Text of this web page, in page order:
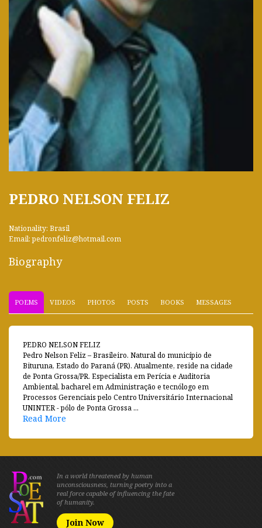
PEDRO NELSON FELIZ
Nationality: Brasil
Email: pedronfeliz@hotmail.com
Biography
POEMS VIDEOS PHOTOS POSTS BOOKS MESSAGES
PEDRO NELSON FELIZ
Pedro Nelson Feliz – Brasileiro. Natural do município de
Bituruna, Estado do Paraná (PR). Atualmente, reside na cidade
de Ponta Grossa/PR. Especialista em Perícia e Auditoria
Ambiental, bacharel em Administração e tecnólogo em
Processos Gerenciais pelo Centro Universitário Internacional
UNINTER - pólo de Ponta Grossa ...
Read More
In a world threatened by human
unconsciousness, turning poetry into a
real force capable of influencing the fate
of humanity.
Join Now